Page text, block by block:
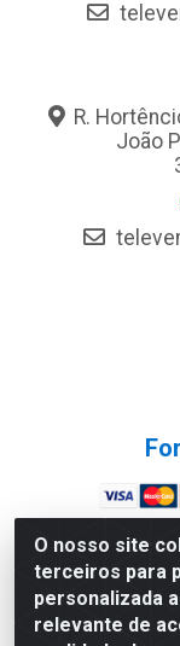
O nosso site
terceiros para
personalizada
relevante de
R.
João